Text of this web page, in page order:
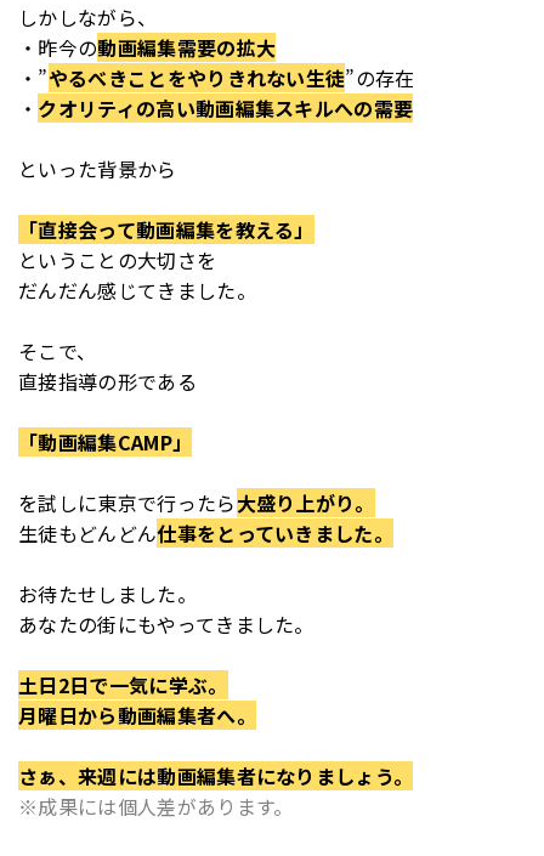
しかしながら、
・昨今の動画編集需要の拡大
・”やるべきことをやりきれない生徒”の存在
・ クオリティの高い動画編集スキルへの需要
といった背景から
「直接会って動画編集を教える」
ということの大切さを
だんだん感じてきました。
そこで、
直接指導の形である
「動画編集CAMP」
を試しに東京で行ったら大盛り上がり。
生徒もどんどん仕事をとっていきました。
お待たせしました。
あなたの街にもやってきました。
土日2日で一気に学ぶ。
月曜日から動画編集者へ。
さぁ、来週には動画編集者になりましょう。
※成果には個人差があります。